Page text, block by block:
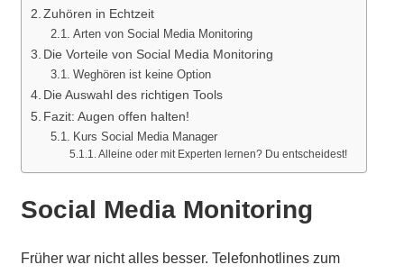
Zuhören in Echtzeit
Arten von Social Media Monitoring
Die Vorteile von Social Media Monitoring
Weghören ist keine Option
Die Auswahl des richtigen Tools
Fazit: Augen offen halten!
Kurs Social Media Manager
Alleine oder mit Experten lernen? Du entscheidest!
Social Media Monitoring
Früher war nicht alles besser. Telefonhotlines zum